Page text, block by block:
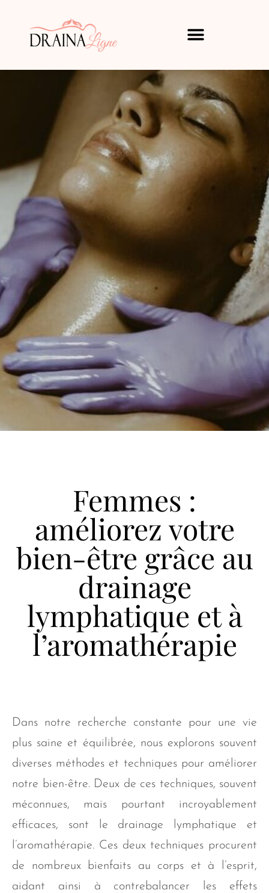
Femmes :
améliorez votre
bien-être grâce au
drainage
lymphatique et à
l’aromathérapie
Dans notre recherche constante pour une vie
plus saine et équilibrée, nous explorons souvent
diverses méthodes et techniques pour améliorer
notre bien-être. Deux de ces techniques, souvent
méconnues, mais pourtant incroyablement
efficaces, sont le drainage lymphatique et
l’aromathérapie. Ces deux techniques procurent
de nombreux bienfaits au corps et à l’esprit,
aidant ainsi à contrebalancer les effets